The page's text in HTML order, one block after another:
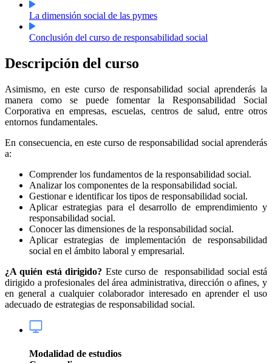
La dimensión social de las pymes
Conclusión del curso de responsabilidad social
Descripción del curso
Asimismo, en este curso de responsabilidad social aprenderás la
manera como se puede fomentar la Responsabilidad Social
Corporativa en empresas, escuelas, centros de salud, entre otros
entornos fundamentales.
En consecuencia, en este curso de responsabilidad social aprenderás
a:
Comprender los fundamentos de la responsabilidad social.
Analizar los componentes de la responsabilidad social.
Gestionar e identificar los tipos de responsabilidad social.
Aplicar estrategias para el desarrollo de emprendimiento y
responsabilidad social.
Conocer las dimensiones de la responsabilidad social.
Aplicar estrategias de implementación de responsabilidad
social en el ámbito laboral y empresarial.
¿A quién está dirigido? Este curso de responsabilidad social está
dirigido a profesionales del área administrativa, dirección o afines, y
en general a cualquier colaborador interesado en aprender el uso
adecuado de estrategias de responsabilidad social.
Modalidad de estudios